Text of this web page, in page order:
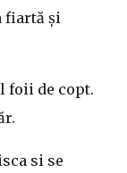
fiartă și
foii de copt.
si se